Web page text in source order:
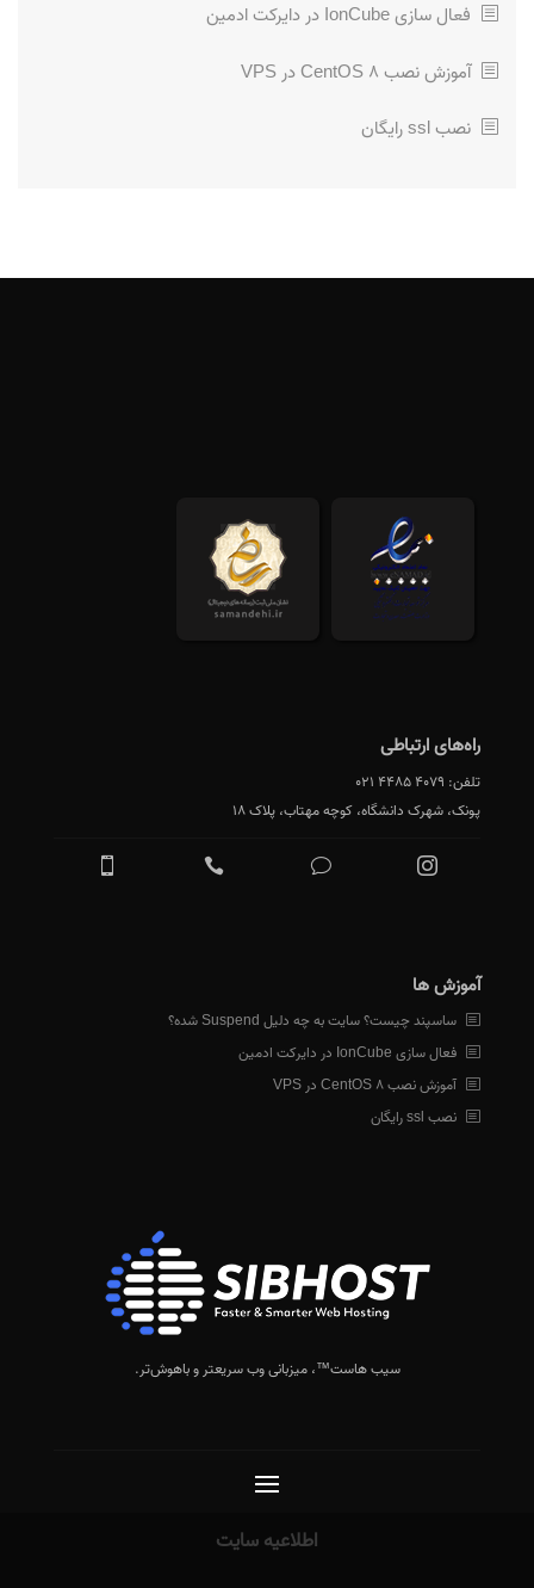
فعال سازی IonCube در دایرکت ادمین
آموزش نصب CentOS 8 در VPS
نصب ssl رایگان
راه‌های ارتباطی
تلفن: 021 4485 4079
پونک، شهرک دانشگاه، کوچه مهتاب، پلاک 18
آموزش ها
ساسپند چیست؟ سایت به چه دلیل Suspend شده؟
فعال سازی IonCube در دایرکت ادمین
آموزش نصب CentOS 8 در VPS
نصب ssl رایگان
سیب هاست™، میزبانی وب سریعتر و باهوش‌تر.
اطلاعیه سایت